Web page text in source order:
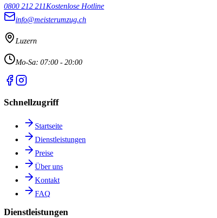
0800 212 211Kostenlose Hotline
info@meisterumzug.ch
Luzern
Mo-Sa: 07:00 - 20:00
Schnellzugriff
Startseite
Dienstleistungen
Preise
Über uns
Kontakt
FAQ
Dienstleistungen